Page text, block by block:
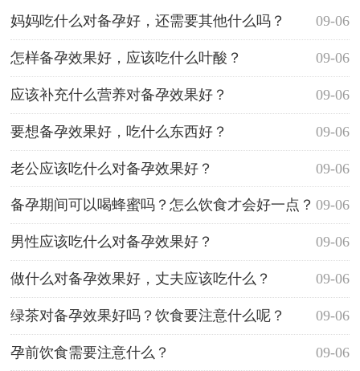
09-06
妈妈吃什么对备孕好，还需要其他什么吗？
09-06
怎样备孕效果好，应该吃什么叶酸？
09-06
应该补充什么营养对备孕效果好？
09-06
要想备孕效果好，吃什么东西好？
09-06
老公应该吃什么对备孕效果好？
09-06
备孕期间可以喝蜂蜜吗？怎么饮食才会好一点？
09-06
男性应该吃什么对备孕效果好？
09-06
做什么对备孕效果好，丈夫应该吃什么？
09-06
绿茶对备孕效果好吗？饮食要注意什么呢？
09-06
孕前饮食需要注意什么？